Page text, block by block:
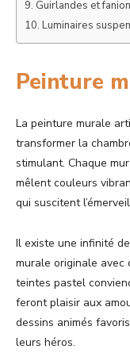
Guirlandes et
Luminaires
Peinture
La peinture murale
transformer la
stimulant. Chaque
mêlent couleurs
qui suscitent
Il existe une infinité
murale originale avec
teintes pastel
feront plaisir aux
dessins animés
leurs héros.